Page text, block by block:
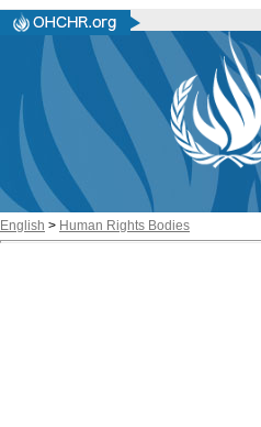
English > Human Rights Bodies